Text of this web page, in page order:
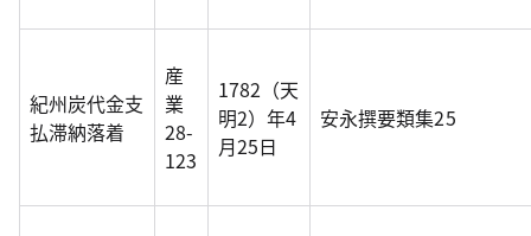
紀州炭代金支
払滞納落着
産
業
28-
123
1782（天
明2）年4
月25日
安永撰要類集25